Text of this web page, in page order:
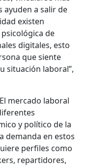
ayuden a salir de
existen
de
digitales, esto
que siente
situación laboral”,
El mercado laboral
y político de la
demanda en estos
perfiles como
repartidores,